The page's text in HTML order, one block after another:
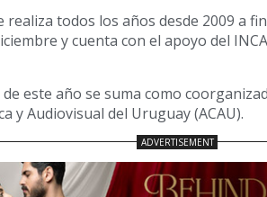
realiza todos los años desde 2009 a
y cuenta con el apoyo del
este año se suma como
y Audiovisual del Uruguay (ACAU).